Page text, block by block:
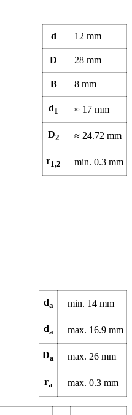
d 12 mm
D 28 mm
B 8 mm
d1 ≈ 17 mm
D2 ≈ 24.72 mm
r1,2 min. 0.3 mm
da min. 14 mm
da max. 16.9 mm
Da max. 26 mm
ra max. 0.3 mm